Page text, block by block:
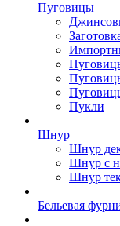
Пуговицы
Пукли
Шнур
Шнур
Шнур с
Шнур
Бельевая